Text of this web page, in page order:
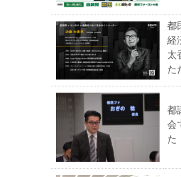
都
経
太
た
都
会
た